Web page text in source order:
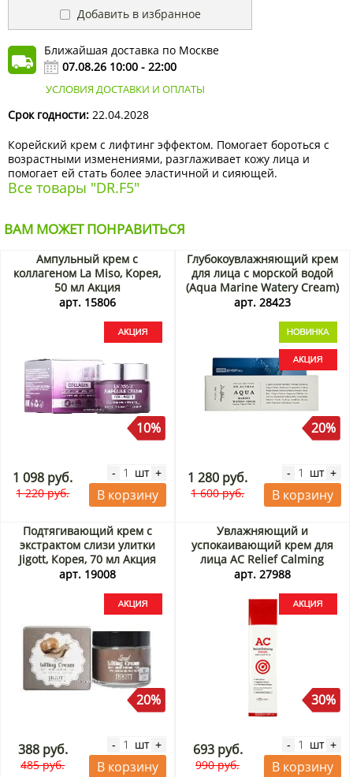
Добавить в избранное
Ближайшая доставка по Москве
07.08.26 10:00 - 22:00
УСЛОВИЯ ДОСТАВКИ И ОПЛАТЫ
Срок годности: 22.04.2028
Корейский крем с лифтинг эффектом. Помогает бороться с
возрастными изменениями, разглаживает кожу лица и
помогает ей стать более эластичной и сияющей.
Все товары "DR.F5"
ВАМ МОЖЕТ ПОНРАВИТЬСЯ
Ампульный крем с
коллагеном La Miso, Корея,
50 мл Акция
арт. 15806
10%
1 098 руб.
1 220 руб.
- шт +
В корзину
Глубокоувлажняющий крем
для лица с морской водой
(Aqua Marine Watery Cream)
Dr.Althea, Корея, 50 мл
арт. 28423
20%
1 280 руб.
1 600 руб.
- шт +
В корзину
Подтягивающий крем с
экстрактом слизи улитки
Jigott, Корея, 70 мл Акция
арт. 19008
20%
388 руб.
485 руб.
- шт +
В корзину
Увлажняющий и
успокаивающий крем для
лица AC Relief Calming
Cream Ugarden, Корея, 60 г
арт. 27988
30%
693 руб.
990 руб.
- шт +
В корзину